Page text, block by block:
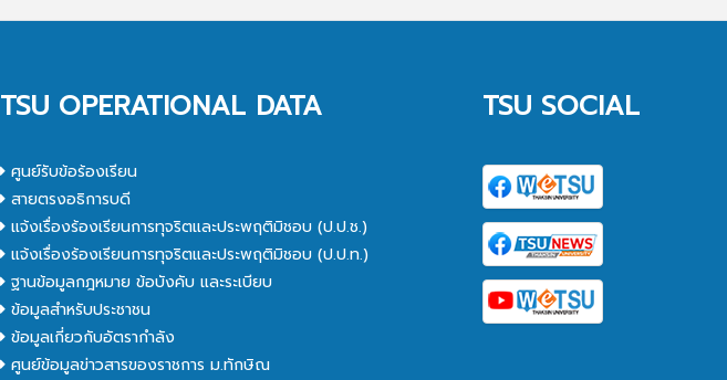
TSU OPERATIONAL DATA
ศูนย์รับข้อร้องเรียน
สายตรงอธิการบดี
แจ้งเรื่องร้องเรียนการทุจริตและประพฤติมิชอบ (ป.ป.ช.)
แจ้งเรื่องร้องเรียนการทุจริตและประพฤติมิชอบ (ป.ป.ท.)
ฐานข้อมูลกฎหมาย ข้อบังคับ และระเบียบ
ข้อมูลสำหรับประชาชน
ข้อมูลเกี่ยวกับอัตรากำลัง
ศูนย์ข้อมูลข่าวสารของราชการ ม.ทักษิณ
TSU SOCIAL